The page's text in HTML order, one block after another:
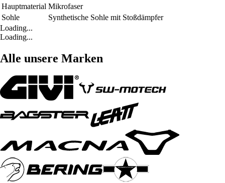
Hauptmaterial Mikrofaser
Sohle
Synthetische Sohle mit Stoßdämpfer
Loading...
Loading...
Alle unsere Marken